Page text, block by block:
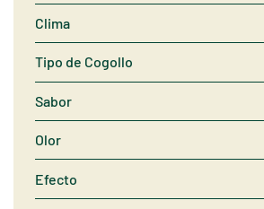
Clima
Tipo de Cogollo
Sabor
Olor
Efecto